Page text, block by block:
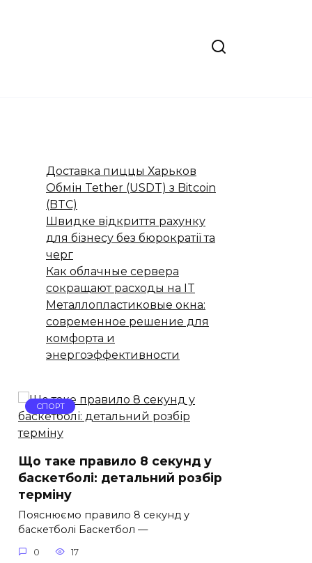
Доставка пиццы Харьков
Обмін Tether (USDT) з Bitcoin
(BTC)
Швидке відкриття рахунку
для бізнесу без бюрократії та
черг
Как облачные сервера
сокращают расходы на IT
Металлопластиковые окна:
современное решение для
комфорта и
энергоэффективности
СПОРТ
Що таке правило 8 секунд у
баскетболі: детальний розбір
терміну
Пояснюємо правило 8 секунд у
баскетболі Баскетбол —
0 17